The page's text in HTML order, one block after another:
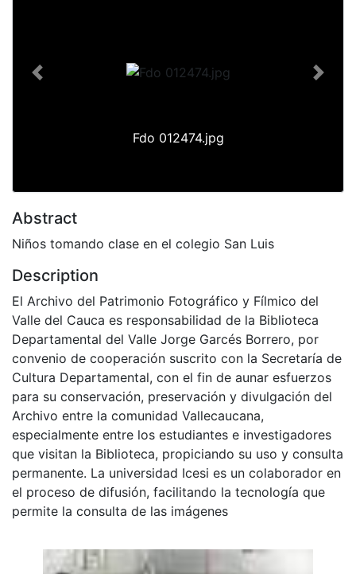
Fdo 012474.jpg
Previous Next
Abstract
Niños tomando clase en el colegio San Luis
Description
El Archivo del Patrimonio Fotográfico y Fílmico del
Valle del Cauca es responsabilidad de la Biblioteca
Departamental del Valle Jorge Garcés Borrero, por
convenio de cooperación suscrito con la Secretaría de
Cultura Departamental, con el fin de aunar esfuerzos
para su conservación, preservación y divulgación del
Archivo entre la comunidad Vallecaucana,
especialmente entre los estudiantes e investigadores
que visitan la Biblioteca, propiciando su uso y consulta
permanente. La universidad Icesi es un colaborador en
el proceso de difusión, facilitando la tecnología que
permite la consulta de las imágenes